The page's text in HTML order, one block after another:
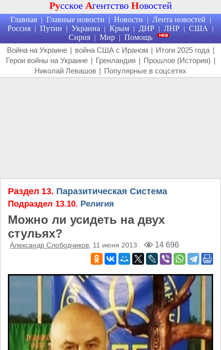
Русское Агентство Новостей
Главная | Главные новости | Новости | Лента новостей |
Россия | Путин | Украина | Крым | ДНР | ЛНР | США |
Сирия | Мир | Помощь
Война на Украине | война США с Ираном | Итоги 2025 года |
Герои войны на Украине | Гренландия | Прошлое (История) |
Николай Левашов | Популярные в соцсетях
Раздел 13. Паразитическая Система
Подраздел 13.10. Религия
Можно ли усидеть на двух
стульях?
Александр Слободчиков , 11 июня 2013 14 696